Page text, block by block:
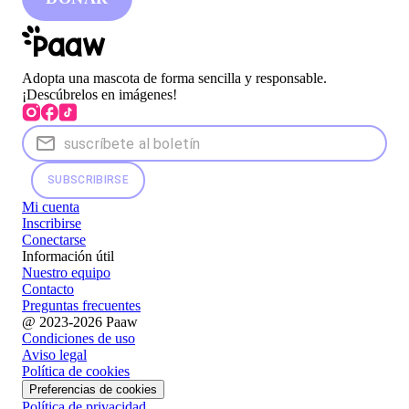
Adopta una mascota de forma sencilla y responsable.
¡Descúbrelos en imágenes!
SUBSCRIBIRSE
Mi cuenta
Inscribirse
Conectarse
Información útil
Nuestro equipo
Contacto
Preguntas frecuentes
@ 2023-2026 Paaw
Condiciones de uso
Aviso legal
Política de cookies
Preferencias de cookies